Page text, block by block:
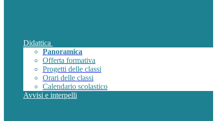
Didattica
Panoramica
Offerta formativa
Progetti delle classi
Orari delle classi
Calendario scolastico
Avvisi e interpelli